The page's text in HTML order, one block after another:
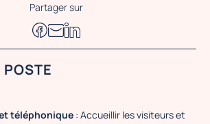
Partager sur
téléphonique : Accueillir les visiteurs et